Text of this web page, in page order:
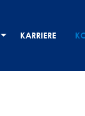
KARRIERE